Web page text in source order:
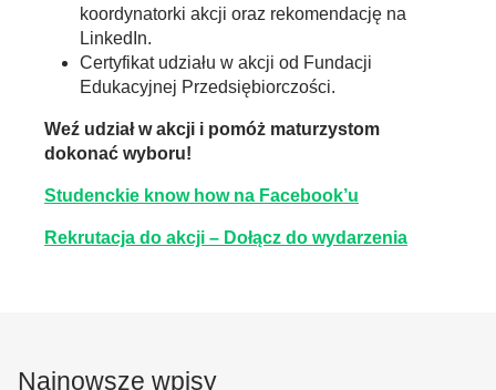
koordynatorki akcji oraz rekomendację na
LinkedIn.
Certyfikat udziału w akcji od Fundacji
Edukacyjnej Przedsiębiorczości.
Weź udział w akcji i pomóż maturzystom
dokonać wyboru!
Studenckie know how na Facebook’u
Rekrutacja do akcji – Dołącz do wydarzenia
Najnowsze wpisy